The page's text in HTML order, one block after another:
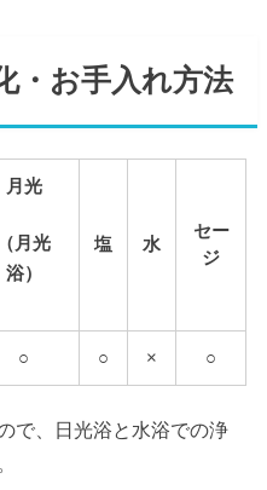
・お手入れ方法
月光
（月光
浴）
塩 水
セー
ジ
○ ○ × ○
で、日光浴と水浴での浄